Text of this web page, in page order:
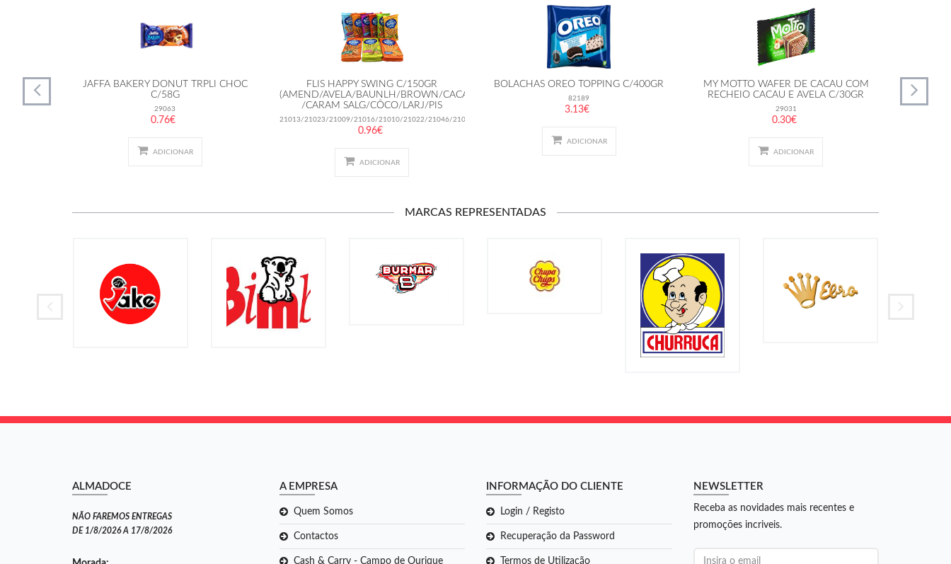
CHOC
JAFFA BAKERY DONUT TRPLI CHOC
C/58G
29063
0.76€
ADICIONAR
FLIS HAPPY SWING C/150GR
(AMEND/AVELA/BAUNLH/BROWN/CACAO
/CARAM SALG/CÔCO/LARJ/PIS
21013/21023/21009/21016/21010/21022/21046/21017/21012
0.96€
ADICIONAR
BOLACHAS OREO TOPPING C/400GR
82189
3.13€
ADICIONAR
MY MOTTO WAFER DE CACAU COM
RECHEIO CACAU E AVELA C/30GR
29031
0.30€
ADICIONAR
MARCAS REPRESENTADAS
ALMADOCE
NÃO FAREMOS ENTREGAS
DE 1/8/2026 A 17/8/2026
A EMPRESA
Quem Somos
Contactos
Cash & Carry - Campo de Ourique
INFORMAÇÃO DO CLIENTE
Login / Registo
Recuperação da Password
Termos de Utilização
NEWSLETTER
Receba as novidades mais recentes e
promoções incriveis.